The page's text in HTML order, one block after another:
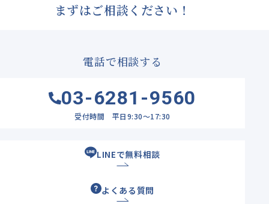
まずはご相談ください！
電話で相談する
03-6281-9560
受付時間 平日9:30～17:30
LINEで無料相談
よくある質問